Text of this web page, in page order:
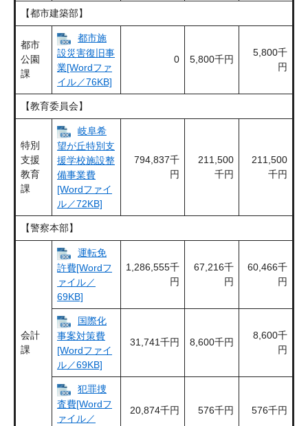
【都市建築部】
都市
公園
課
都市施
設災害復旧事
業[Wordファ
イル／76KB]
0 5,800千円
5,800千
円
【教育委員会】
特別
支援
教育
課
岐阜希
望が丘特別支
援学校施設整
備事業費
[Wordファイ
ル／72KB]
794,837千
円
211,500
千円
211,500
千円
【警察本部】
会計
課
運転免
許費[Wordフ
ァイル／
69KB]
1,286,555千
円
67,216千
円
60,466千
円
国際化
事案対策費
[Wordファイ
ル／69KB]
31,741千円 8,600千円
8,600千
円
犯罪捜
査費[Wordフ
ァイル／
20,874千円 576千円 576千円